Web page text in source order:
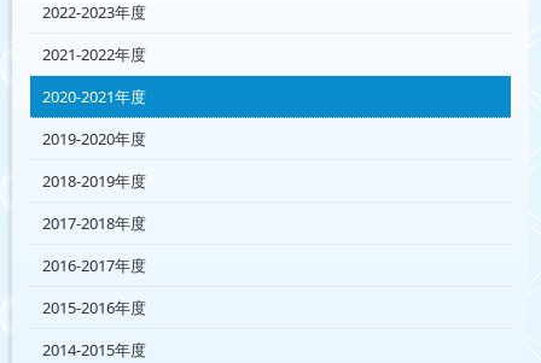
2022-2023年度
2021-2022年度
2020-2021年度
2019-2020年度
2018-2019年度
2017-2018年度
2016-2017年度
2015-2016年度
2014-2015年度